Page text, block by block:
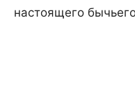
настоящего